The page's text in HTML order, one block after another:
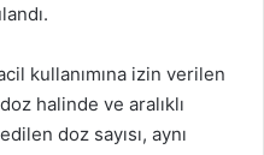
kullanımına izin verilen
halinde ve aralıklı
doz sayısı, aynı